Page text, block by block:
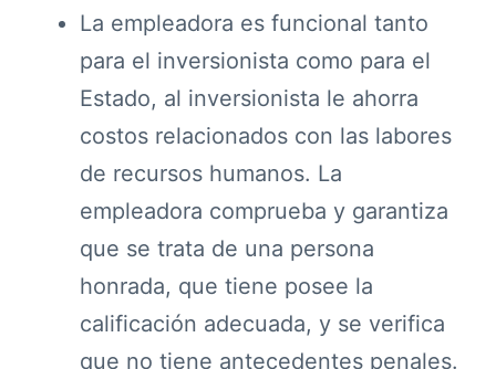
La empleadora es funcional tanto
para el inversionista como para el
Estado, al inversionista le ahorra
costos relacionados con las labores
de recursos humanos. La
empleadora comprueba y garantiza
que se trata de una persona
honrada, que tiene posee la
calificación adecuada, y se verifica
que no tiene antecedentes penales.